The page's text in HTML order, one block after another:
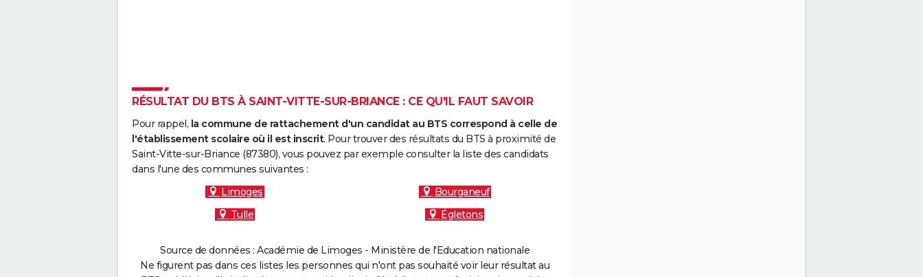
RÉSULTAT DU BTS À SAINT-VITTE-SUR-BRIANCE : CE QU'IL FAUT SAVOIR
Pour rappel, la commune de rattachement d'un candidat au BTS correspond à celle de
l'établissement scolaire où il est inscrit. Pour trouver des résultats du BTS à proximité de
Saint-Vitte-sur-Briance (87380), vous pouvez par exemple consulter la liste des candidats
dans l'une des communes suivantes :
Limoges
Bourganeuf
Tulle
Égletons
Source de données : Académie de Limoges - Ministère de l'Education nationale
Ne figurent pas dans ces listes les personnes qui n'ont pas souhaité voir leur résultat au